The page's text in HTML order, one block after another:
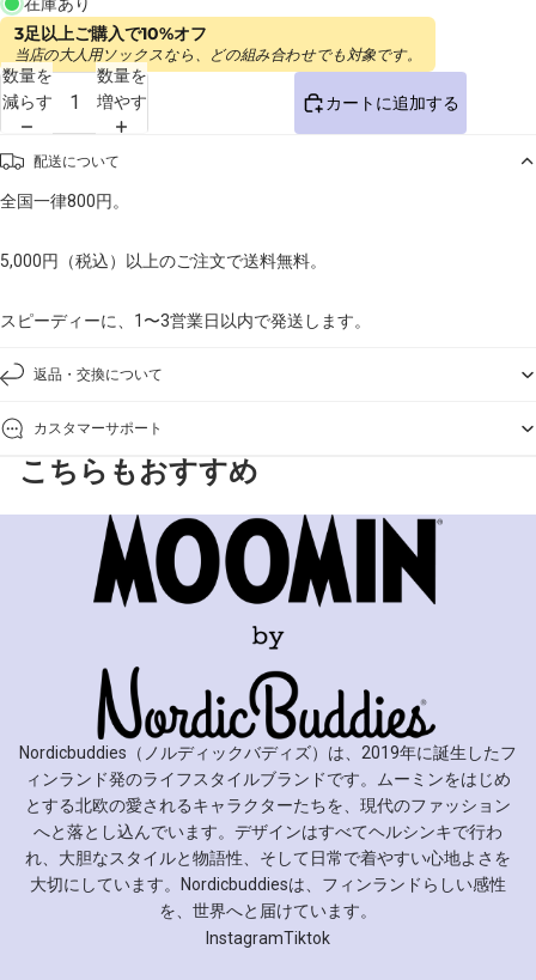
3足以上ご購入で10%オフ
当店の大人用ソックスなら、どの組み合わせでも対象です。
数量を
減らす
数量を
増やす
カートに追加する
配送について
全国一律800円。
5,000円（税込）以上のご注文で送料無料。
スピーディーに、1〜3営業日以内で発送します。
返品・交換について
カスタマーサポート
こちらもおすすめ
Nordicbuddies（ノルディックバディズ）は、2019年に誕生したフ
ィンランド発のライフスタイルブランドです。ムーミンをはじめ
とする北欧の愛されるキャラクターたちを、現代のファッション
へと落とし込んでいます。デザインはすべてヘルシンキで行わ
れ、大胆なスタイルと物語性、そして日常で着やすい心地よさを
大切にしています。Nordicbuddiesは、フィンランドらしい感性
を、世界へと届けています。
InstagramTiktok